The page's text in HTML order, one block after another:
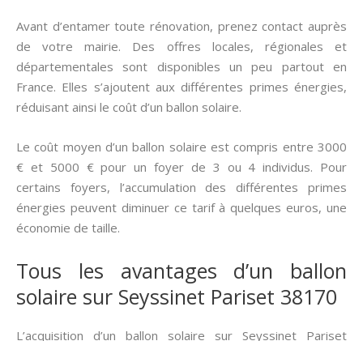
Avant d’entamer toute rénovation, prenez contact auprès
de votre mairie. Des offres locales, régionales et
départementales sont disponibles un peu partout en
France. Elles s’ajoutent aux différentes primes énergies,
réduisant ainsi le coût d’un ballon solaire.
Le coût moyen d’un ballon solaire est compris entre 3000
€ et 5000 € pour un foyer de 3 ou 4 individus. Pour
certains foyers, l’accumulation des différentes primes
énergies peuvent diminuer ce tarif à quelques euros, une
économie de taille.
Tous les avantages d’un ballon
solaire sur Seyssinet Pariset 38170
L’acquisition d’un ballon solaire sur Seyssinet Pariset